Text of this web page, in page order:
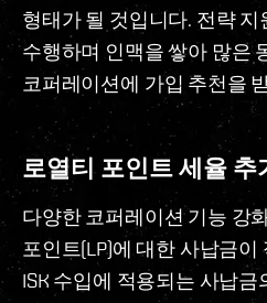
형태가 될 것입니다. 전략
수행하며 인맥을 쌓아 많은
코퍼레이션에 가입 추천을
로열티 포인트 세율 추
다양한 코퍼레이션 기능 강
포인트(LP)에 대한 사납금이
ISK 수입에 적용되는 사납